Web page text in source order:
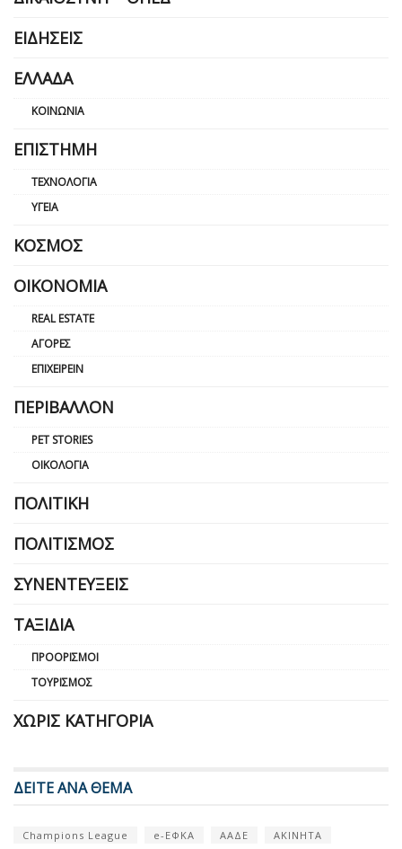
ΕΙΔΉΣΕΙΣ
ΕΛΛΆΔΑ
ΚΟΙΝΩΝΊΑ
ΕΠΙΣΤΉΜΗ
ΤΕΧΝΟΛΟΓΊΑ
ΥΓΕΊΑ
ΚΌΣΜΟΣ
ΟΙΚΟΝΟΜΊΑ
REAL ESTATE
ΑΓΟΡΈΣ
ΕΠΙΧΕΙΡΕΊΝ
ΠΕΡΙΒΆΛΛΟΝ
PET STORIES
ΟΙΚΟΛΟΓΊΑ
ΠΟΛΙΤΙΚΉ
ΠΟΛΙΤΙΣΜΌΣ
ΣΥΝΕΝΤΕΎΞΕΙΣ
ΤΑΞΊΔΙΑ
ΠΡΟΟΡΙΣΜΟΊ
ΤΟΥΡΙΣΜΌΣ
ΧΩΡΊΣ ΚΑΤΗΓΟΡΊΑ
ΔΕΙΤΕ ΑΝΑ ΘΕΜΑ
Champions League e-ΕΦΚΑ ΑΑΔΕ
ΑΚΙΝΗΤΑ